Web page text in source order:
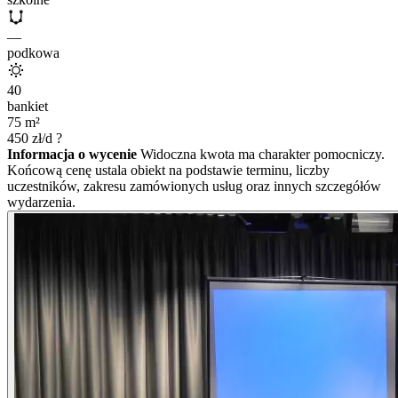
—
podkowa
40
bankiet
75 m²
450 zł/d ?
Informacja o wycenie Widoczna kwota ma charakter pomocniczy.
Końcową cenę ustala obiekt na podstawie terminu, liczby
uczestników, zakresu zamówionych usług oraz innych szczegółów
wydarzenia.